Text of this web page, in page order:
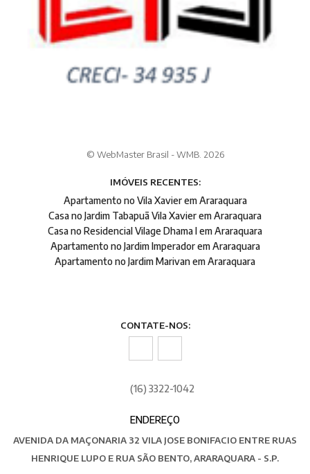
© WebMaster Brasil - WMB. 2026
IMÓVEIS RECENTES:
Apartamento no Vila Xavier em Araraquara
Casa no Jardim Tabapuã Vila Xavier em Araraquara
Casa no Residencial Vilage Dhama I em Araraquara
Apartamento no Jardim Imperador em Araraquara
Apartamento no Jardim Marivan em Araraquara
CONTATE-NOS:
(16) 3322-1042
ENDEREÇO
AVENIDA DA MAÇONARIA 32 VILA JOSE BONIFACIO ENTRE RUAS
HENRIQUE LUPO E RUA SÃO BENTO, ARARAQUARA - S.P.